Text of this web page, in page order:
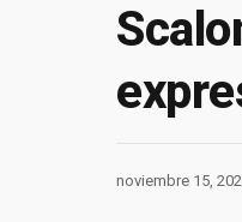
noviembre 15,